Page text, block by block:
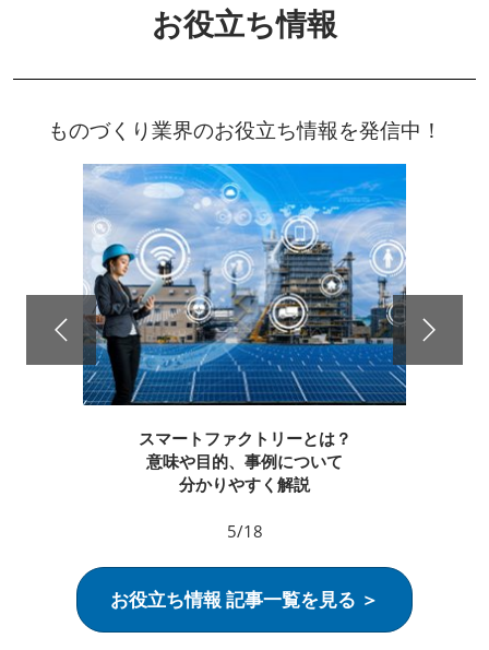
お役立ち情報
ものづくり業界のお役立ち情報を発信中！
スマートファクトリーとは？
意味や目的、事例について
分かりやすく解説
5/18
お役立ち情報 記事一覧を見る ＞